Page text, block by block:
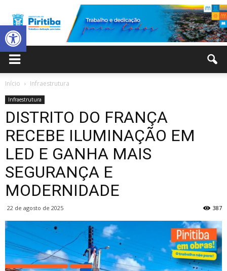
Abrir a barra de ferramentas
Municipal
de
Início Infraestrutura
Infraestrutura
DISTRITO DO FRANÇA
RECEBE ILUMINAÇÃO EM
LED E GANHA MAIS
SEGURANÇA E
MODERNIDADE
22 de agosto de 2025 387